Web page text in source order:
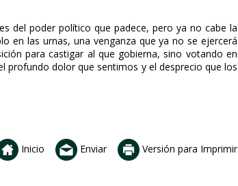
del poder político que padece, pero ya no cabe la
en las urnas, una venganza que ya no se ejercerá
para castigar al que gobierna, sino votando en
profundo dolor que sentimos y el desprecio que los
Inicio Enviar Versión para Imprimir